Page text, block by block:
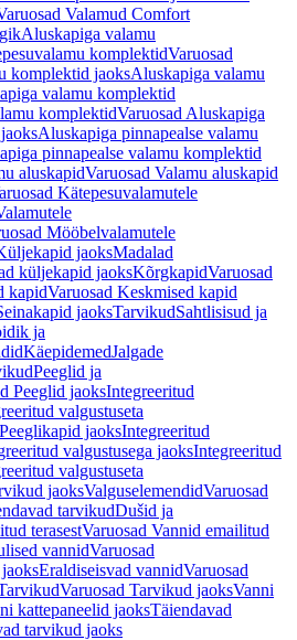
Valamud Comfort
Aluskapiga valamu
komplektidVaruosad
komplektid jaoksAluskapiga valamu
valamu komplektid
komplektidVaruosad Aluskapiga
Aluskapiga pinnapealse valamu
pinnapealse valamu komplektid
aluskapidVaruosad Valamu aluskapid
Kätepesuvalamutele
Mööbelvalamutele
jaoksMadalad
küljekapid jaoksKõrgkapidVaruosad
kapidVaruosad Keskmised kapid
jaoksTarvikudSahtlisisud ja
ja
KäepidemedJalgade
Peeglid ja
Peeglid jaoksIntegreeritud
valgustuseta
jaoksIntegreeritud
valgustusega jaoksIntegreeritud
valgustuseta
jaoksValguselemendidVaruosad
tarvikudDušid ja
terasestVaruosad Vannid emailitud
vannidVaruosad
Eraldiseisvad vannidVaruosad
Varuosad Tarvikud jaoksVanni
kattepaneelid jaoksTäiendavad
tarvikud jaoks